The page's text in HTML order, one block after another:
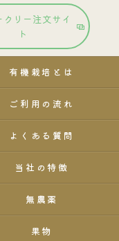
クリー注文サイ
ト
有機栽培とは
ご利用の流れ
よくある質問
当社の特徴
無農薬
果物